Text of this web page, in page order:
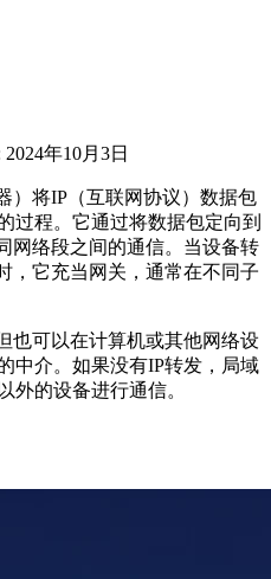
2024年10月3日
）将IP（互联网协议）数据包
过程。它通过将数据包定向到
网络段之间的通信。当设备转
，它充当网关，通常在不同子
也可以在计算机或其他网络设
中介。如果没有IP转发，局域
外的设备进行通信。